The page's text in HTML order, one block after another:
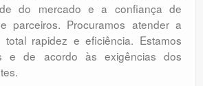
do mercado e a confiança de
parceiros. Procuramos atender a
rapidez e eficiência. Estamos
e de acordo às exigências dos